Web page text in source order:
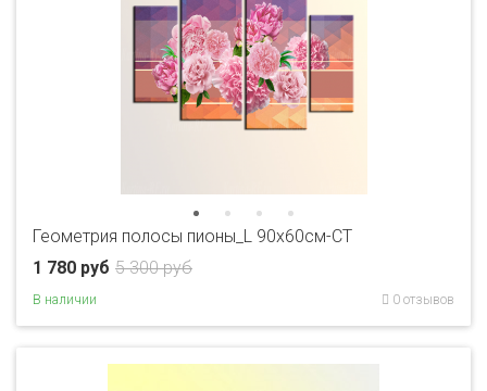
Геометрия полосы пионы_L 90x60см-CT
5 300 руб
1 780 руб
В наличии 0 отзывов